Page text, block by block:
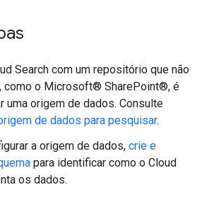
Search com um repositório que não
como o Microsoft® SharePoint®, é
uma origem de dados. Consulte
de dados para pesquisar.
a origem de dados, crie e
para identificar como o Cloud
os dados.